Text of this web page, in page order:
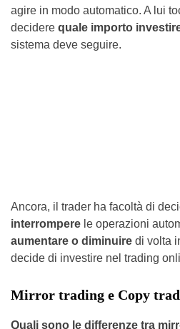
agire in modo automatico. A lui
decidere quale importo
sistema deve seguire.
Ancora, il trader ha facoltà di
interrompere le operazioni
aumentare o diminuire di volta
decide di investire nel trading
Mirror trading e Copy
Quali sono le differenze tra